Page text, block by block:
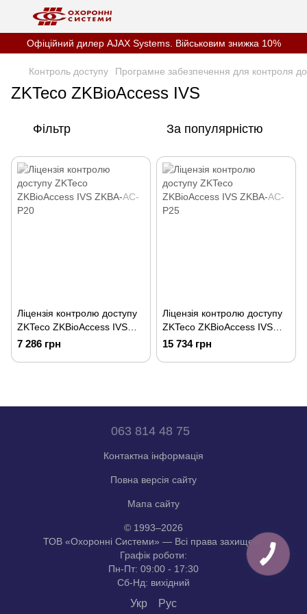
Офіційний дилер AJAX Systems. Військовим знижка 10%
Контроль доступу Програмне забезпечення для контроля
ZKTeco ZKBioAccess IVS
Фільтр За популярністю
Ліцензія контролю доступу
ZKTeco ZKBioAccess IVS
ZKBA-AC-P20
7 286 грн
Ліцензія контролю доступу
ZKTeco ZKBioAccess IVS
ZKBA-AC-P25
15 734 грн
063 814 48 75
Контактна інформація
Повна версія сайту
Мапа сайту
© 1993–2026
ТОВ «Охоронні Системи» — Всі права захищені.
Графік роботи:
Пн-Пт: 09:00 - 17:30
Сб-Нд: вихідний
Укр Рус